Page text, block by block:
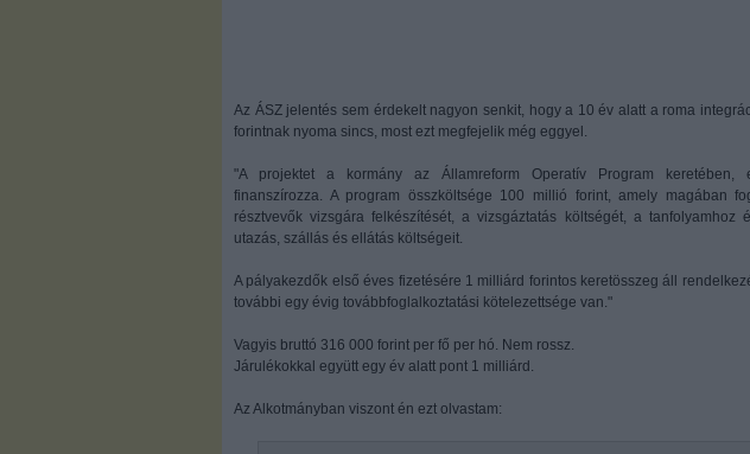
Az ÁSZ jelentés sem érdekelt nagyon senkit, hogy a 10 év alatt a roma
forintnak nyoma sincs, most ezt megfejelik még eggyel.
"A projektet a kormány az Államreform Operatív Program keretében,
finanszírozza. A program összköltsége 100 millió forint, amely magában
résztvevők vizsgára felkészítését, a vizsgáztatás költségét, a tanfolyamhoz
utazás, szállás és ellátás költségeit.
A pályakezdők első éves fizetésére 1 milliárd forintos keretösszeg áll
további egy évig továbbfoglalkoztatási kötelezettsége van."
Vagyis bruttó 316 000 forint per fő per hó. Nem rossz.
Járulékokkal együtt egy év alatt pont 1 milliárd.
Az Alkotmányban viszont én ezt olvastam: